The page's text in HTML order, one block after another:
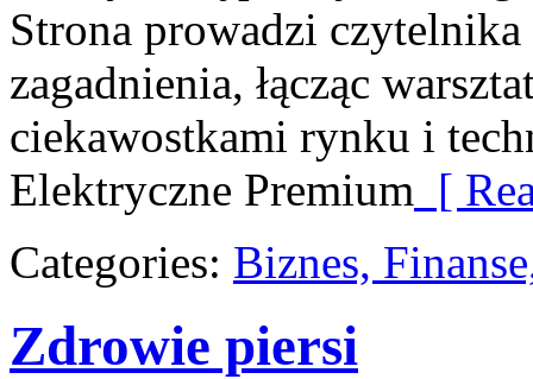
Strona prowadzi
zagadnienia, łącząc
ciekawostkami rynku i
Elektryczne Premium [
Categories: Biznes,
Zdrowie piersi